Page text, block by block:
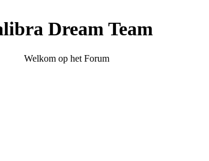
Dream Team
Welkom op het Forum